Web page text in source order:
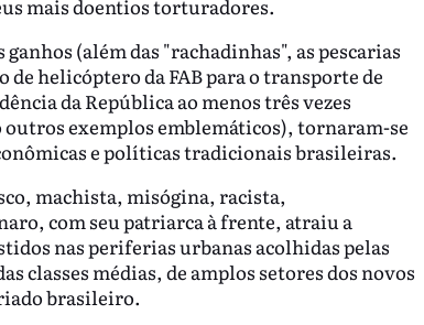
mais doentios torturadores.
(além das "rachadinhas", as pescarias
helicóptero da FAB para o transporte de
da República ao menos três vezes
exemplos emblemáticos), tornaram-se
e políticas tradicionais brasileiras.
machista, misógina, racista,
com seu patriarca à frente, atraiu a
nas periferias urbanas acolhidas pelas
classes médias, de amplos setores dos novos
brasileiro.